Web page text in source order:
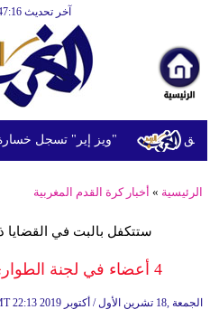
آخر تحديث GMT 22:47:16
"ويز إير" تسجل خسارة
الرئيسية » أخبار كرة القدم المغربية
ستتكفل بالبت في القضايا
4 أعضاء في لجنة الطوارئ بالعصبة الاحترافية
22:13 2019 الجمعة ,18 تشرين الأول / أكتوبر